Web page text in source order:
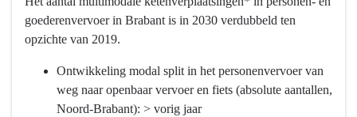
naar
navigatie
Programma
Mobiliteitsontwikkeling
goederenvervoer in Brabant is in 2030 verdubbeld ten
opzichte van 2019.
Ontwikkeling modal split in het personenvervoer van
weg naar openbaar vervoer en fiets (absolute aantallen,
Noord-Brabant): > vorig jaar